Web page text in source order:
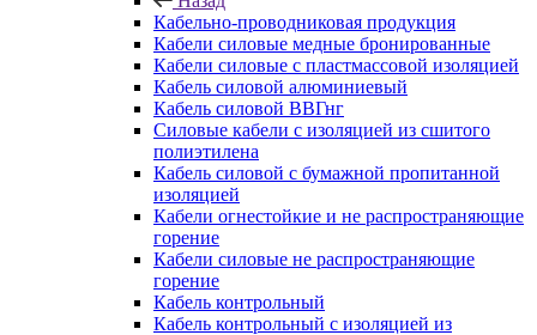
Кабельно-проводниковая продукция
Кабели силовые медные бронированные
Кабели силовые с пластмассовой изоляцией
Кабель силовой алюминиевый
Кабель силовой ВВГнг
Силовые кабели с изоляцией из сшитого
полиэтилена
Кабель силовой с бумажной пропитанной
изоляцией
Кабели огнестойкие и не распространяющие
горение
Кабели силовые не распространяющие
горение
Кабель контрольный
Кабель контрольный с изоляцией из